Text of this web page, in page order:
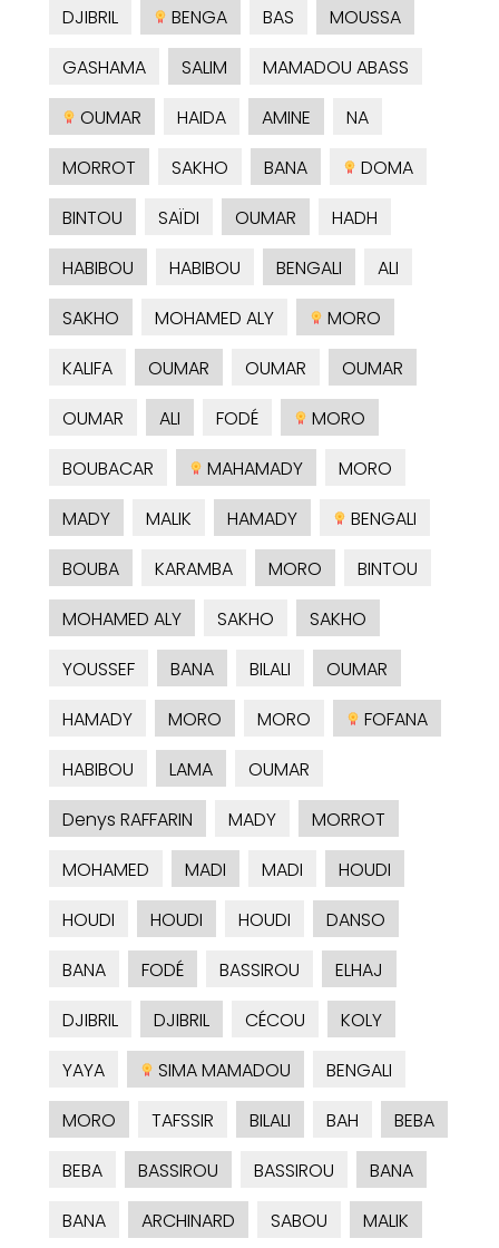
DJIBRIL
BENGA BAS
MOUSSA
GASHAMA
SALIM
MAMADOU ABASS
OUMAR
HAIDA AMINE
NA
MORROT
SAKHO BANA
DOMA
BINTOU
SAÏDI OUMAR
HADH
HABIBOU
HABIBOU BENGALI
ALI
SAKHO
MOHAMED ALY
MORO
KALIFA
OUMAR OUMAR
OUMAR
OUMAR
ALI FODÉ
MORO
BOUBACAR
MAHAMADY
MORO
MADY
MALIK HAMADY
BENGALI
BOUBA
KARAMBA MORO
BINTOU
MOHAMED ALY
SAKHO
SAKHO
YOUSSEF
BANA BILALI
OUMAR
HAMADY
MORO MORO
FOFANA
HABIBOU
LAMA
OUMAR
Denys RAFFARIN
MADY
MORROT
MOHAMED
MADI MADI
HOUDI
HOUDI
HOUDI HOUDI
DANSO
BANA
FODÉ BASSIROU
ELHAJ
DJIBRIL
DJIBRIL CÉCOU
KOLY
YAYA
SIMA MAMADOU
BENGALI
MORO
TAFSSIR BILALI BAH
BEBA
BEBA
BASSIROU BASSIROU
BANA
BANA
ARCHINARD SABOU
MALIK